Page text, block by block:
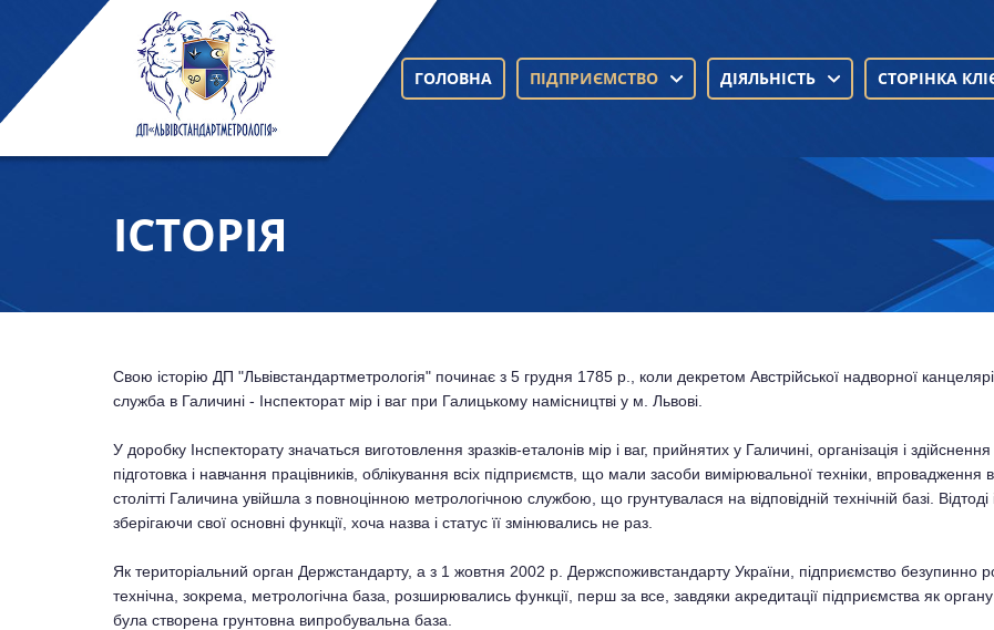
ГОЛОВНА ПІДПРИЄМСТВО ДІЯЛЬНІСТЬ СТОРІНКА
ІСТОРІЯ
Свою історію ДП "Львівстандартметрологія" починає з 5 грудня 1785 р., коли декретом Австрійської надворної
служба в Галичині - Інспекторат мір і ваг при Галицькому намісництві у м. Львові.
У доробку Інспекторату значаться виготовлення зразків-еталонів мір і ваг, прийнятих у Галичині, організація і
підготовка і навчання працівників, облікування всіх підприємств, що мали засоби вимірювальної техніки,
столітті Галичина увійшла з повноцінною метрологічною службою, що грунтувалася на відповідній технічній базі.
зберігаючи свої основні функції, хоча назва і статус її змінювались не раз.
Як територіальний орган Держстандарту, а з 1 жовтня 2002 р. Держспоживстандарту України, підприємство безупинно
технічна, зокрема, метрологічна база, розширювались функції, перш за все, завдяки акредитації підприємства як органу
була створена грунтовна випробувальна база.